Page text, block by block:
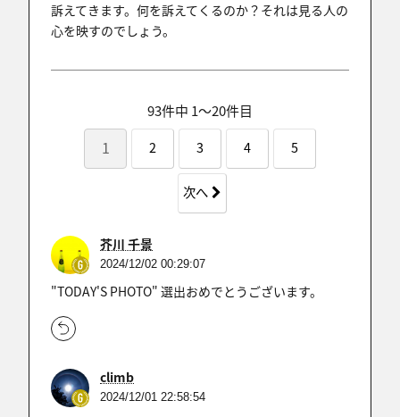
訴えてきます。何を訴えてくるのか？それは見る人の
心を映すのでしょう。
93件中 1〜20件目
1 2 3 4 5
次へ
芥川 千景
2024/12/02 00:29:07
"TODAY'S PHOTO" 選出おめでとうございます。
climb
2024/12/01 22:58:54